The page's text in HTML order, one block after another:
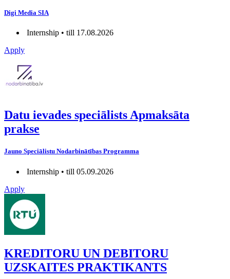
Digi Media SIA
Internship • till 17.08.2026
Apply
Datu ievades speciālists Apmaksāta
prakse
Jauno Speciālistu Nodarbinātības Programma
Internship • till 05.09.2026
Apply
KREDITORU UN DEBITORU
UZSKAITES PRAKTIKANTS